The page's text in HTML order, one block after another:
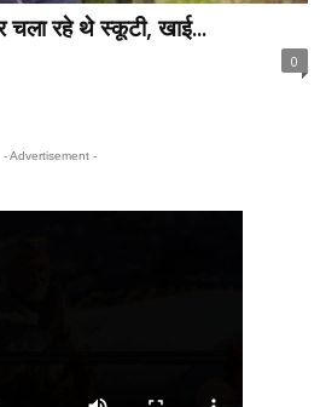
चला रहे थे स्कूटी, खाई...
0
- Advertisement -